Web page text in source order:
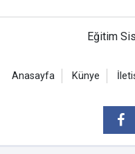
Eğitim
Anasayfa Künye